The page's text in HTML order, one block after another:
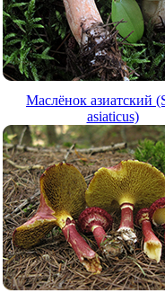
Маслёнок азиатский
asiaticus)